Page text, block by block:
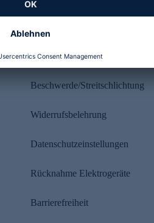
Rechtliches
Beschwerde/Streitschlichtung
Widerrufsbelehrung
Datenschutzeinstellungen
Rücknahme Elektrogeräte
Barrierefreiheit